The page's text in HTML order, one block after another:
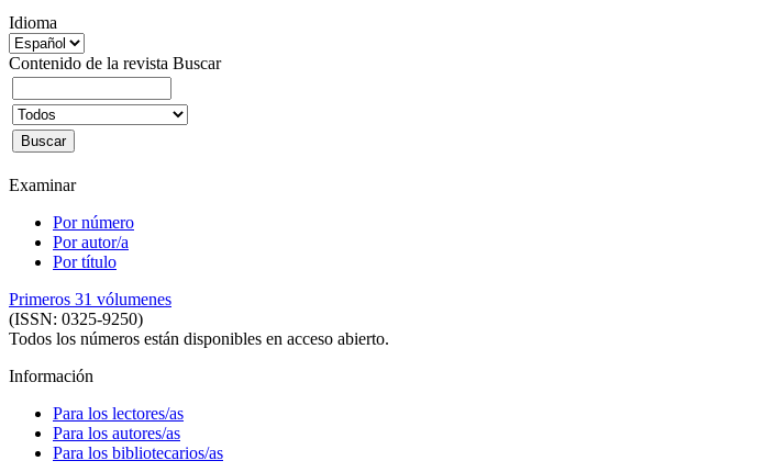
Idioma
Contenido de la revista Buscar
Examinar
Por número
Por autor/a
Por título
Primeros 31 vólumenes
(ISSN: 0325-9250)
Todos los números están disponibles en acceso abierto.
Información
Para los lectores/as
Para los autores/as
Para los bibliotecarios/as